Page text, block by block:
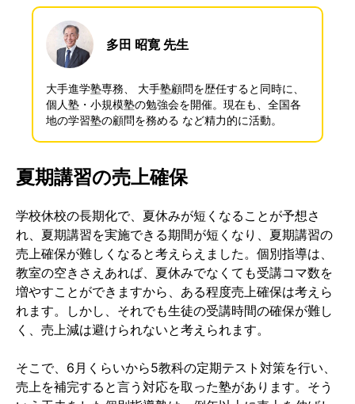
多田 昭寛 先生
大手進学塾専務、 大手塾顧問を歴任すると同時に、
個人塾・小規模塾の勉強会を開催。現在も、全国各
地の学習塾の顧問を務める など精力的に活動。
夏期講習の売上確保
学校休校の長期化で、夏休みが短くなることが予想さ
れ、夏期講習を実施できる期間が短くなり、夏期講習の
売上確保が難しくなると考えらえました。個別指導は、
教室の空きさえあれば、夏休みでなくても受講コマ数を
増やすことができますから、ある程度売上確保は考えら
れます。しかし、それでも生徒の受講時間の確保が難し
く、売上減は避けられないと考えられます。
そこで、 6月くらいから5教科の定期テスト対策を行い、
売上を補完すると言う対応を取った塾があります。そう